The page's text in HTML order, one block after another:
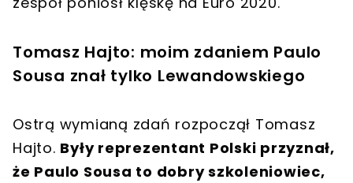
Tomasz Hajto: moim zdaniem Paulo
Sousa znał tylko Lewandowskiego
Ostrą wymianą zdań rozpoczął Tomasz
Hajto. Były reprezentant Polski przyznał,
że Paulo Sousa to dobry szkoleniowiec,